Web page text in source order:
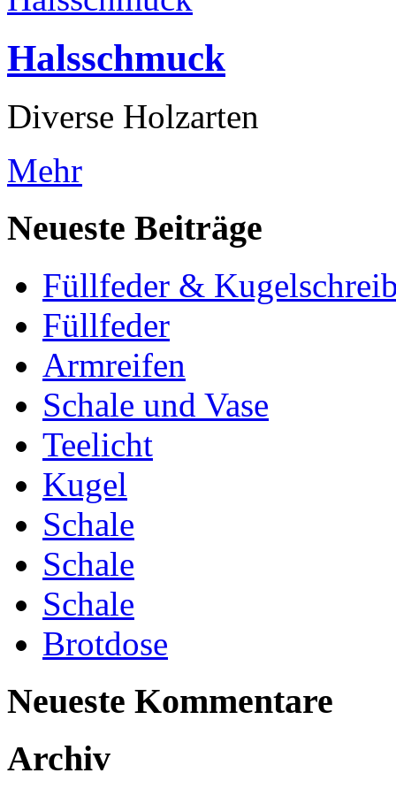
Halsschmuck
Diverse Holzarten
Mehr
Neueste Beiträge
Füllfeder &
Füllfeder
Armreifen
Schale und Vase
Teelicht
Kugel
Schale
Schale
Schale
Brotdose
Neueste Kommentare
Archiv